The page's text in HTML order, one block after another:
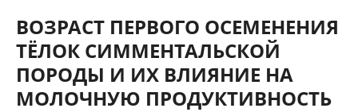
ВОЗРАСТ ПЕРВОГО ОСЕМЕНЕНИЯ
ТЁЛОК СИММЕНТАЛЬСКОЙ
ПОРОДЫ И ИХ ВЛИЯНИЕ НА
МОЛОЧНУЮ ПРОДУКТИВНОСТЬ